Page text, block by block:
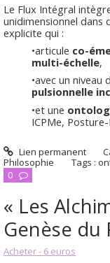
Le Flux Intégral
unidimensionnel dans
explicite qui :
•articule co-
multi-échelle,
•avec un niveau
pulsionnelle
•et une
ICPMe,
Lien permanent
Philosophie
Tags :
0
« Les
Genèse du
Acheter - 6 euros